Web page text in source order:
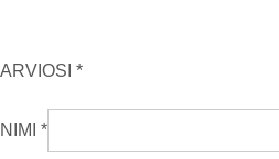
ARVIOSI *
NIMI *